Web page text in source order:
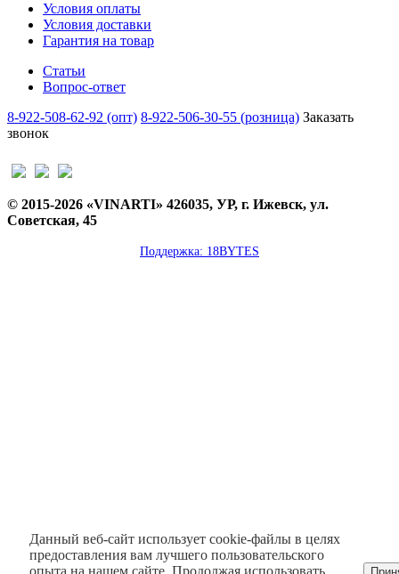
Условия оплаты
Условия доставки
Гарантия на товар
Статьи
Вопрос-ответ
8-922-508-62-92 (опт) 8-922-506-30-55 (розница) Заказать
звонок
© 2015-2026 «VINARTI» 426035, УР, г. Ижевск, ул.
Советская, 45
Поддержка: 18BYTES
Данный веб-сайт использует cookie-файлы в целях
предоставления вам лучшего пользовательского
опыта на нашем сайте. Продолжая использовать